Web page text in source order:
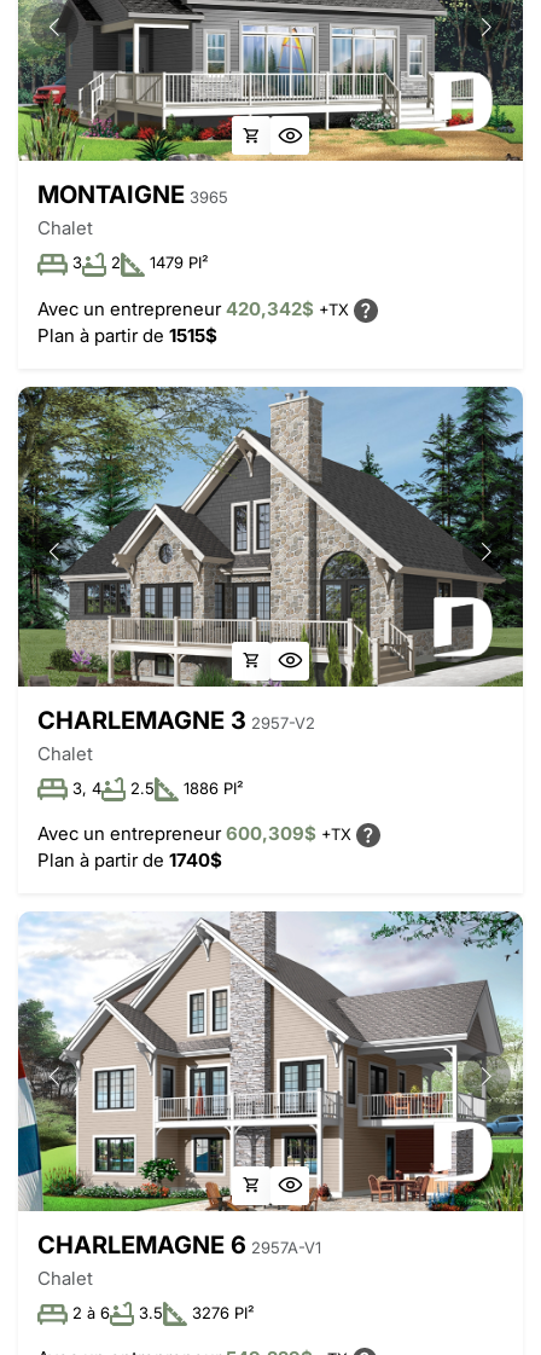
MONTAIGNE 3965
Chalet
3 2 1479 PI²
Avec un entrepreneur420,342$ +TX
Plan à partir de 1515$
CHARLEMAGNE 3 2957-V2
Chalet
3, 4 2.5 1886 PI²
Avec un entrepreneur600,309$ +TX
Plan à partir de 1740$
CHARLEMAGNE 6 2957A-V1
Chalet
2 à 6 3.5 3276 PI²